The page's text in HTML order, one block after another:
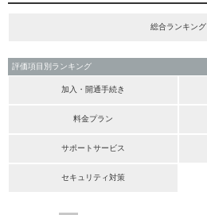
総合ランキング
評価項目別ランキング
加入・開通手続き
料金プラン
サポートサービス
セキュリティ対策